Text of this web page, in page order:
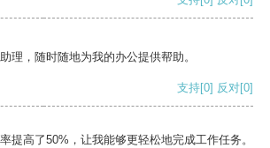
理，随时随地为我的办公提供帮助。
支持[0] 反对[0]
提高了50%，让我能够更轻松地完成工作任务。